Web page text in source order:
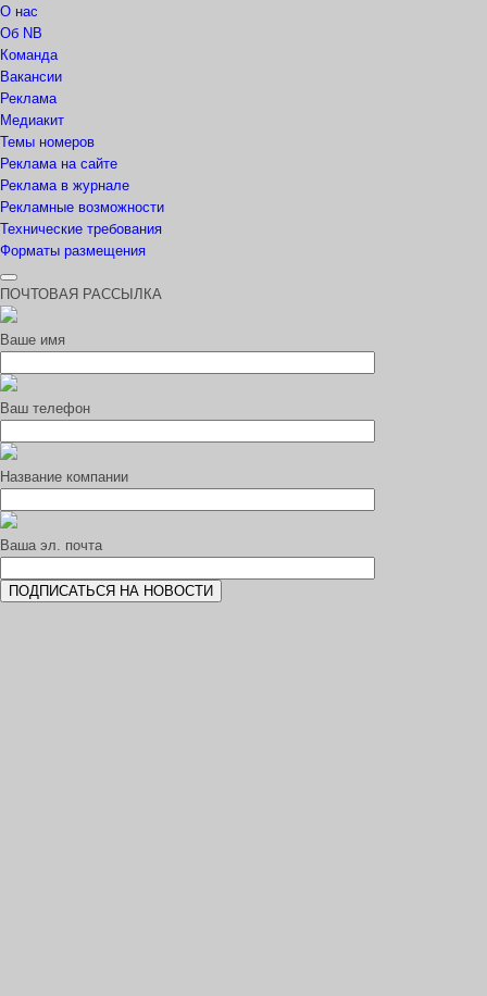
О нас
Об NB
Команда
Вакансии
Реклама
Медиакит
Темы номеров
Реклама на сайте
Реклама в журнале
Рекламные возможности
Технические требования
Форматы размещения
ПОЧТОВАЯ РАССЫЛКА
Ваше имя
Ваш телефон
Название компании
Ваша эл. почта